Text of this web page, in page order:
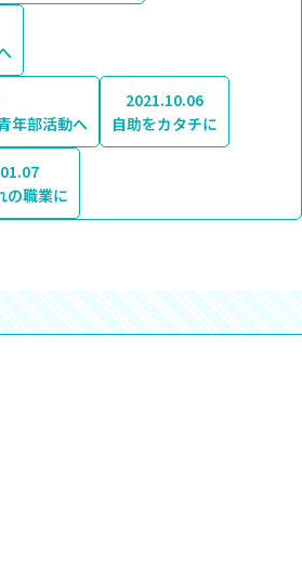
年部活動へ
2021.10.06
自助をカタチに
の職業に